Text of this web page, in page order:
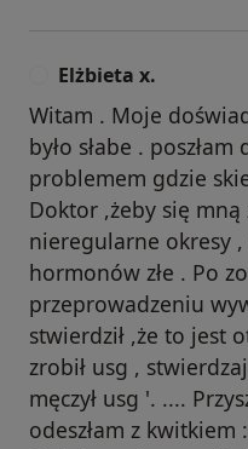
Elżbieta x.
Witam . Moje
było słabe .
problemem gdzie
Doktor ,żeby się mną
nieregularne okresy
hormonów złe . Po
przeprowadzeniu
stwierdził ,że to jest
zrobił usg ,
męczył usg '. ....
odeszłam z kwitkiem